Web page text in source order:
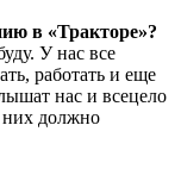
в «Тракторе»?
У нас все
работать и еще
нас и всецело
них должно